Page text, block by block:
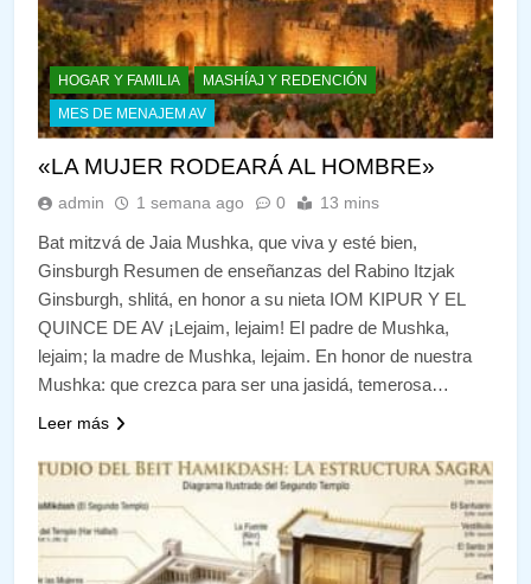
HOGAR Y FAMILIA
MASHÍAJ Y REDENCIÓN
MES DE MENAJEM AV
«LA MUJER RODEARÁ AL HOMBRE»
admin 1 semana ago 0 13 mins
Bat mitzvá de Jaia Mushka, que viva y esté bien,
Ginsburgh Resumen de enseñanzas del Rabino Itzjak
Ginsburgh, shlitá, en honor a su nieta IOM KIPUR Y EL
QUINCE DE AV ¡Lejaim, lejaim! El padre de Mushka,
lejaim; la madre de Mushka, lejaim. En honor de nuestra
Mushka: que crezca para ser una jasidá, temerosa…
Leer más